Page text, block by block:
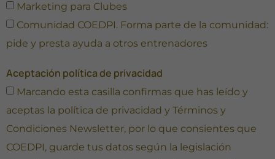
Marketing para Clubes
Comunidad COEDPI. Forma parte de la comunidad:
pide y presta ayuda a otros entrenadores
Aceptación política de privacidad
Marcando esta casilla confirmas que has leído y
aceptas la política de privacidad y Términos y
Condiciones Newsletter, por lo que consientes que
COEDPI, guarde tus datos según la legislación